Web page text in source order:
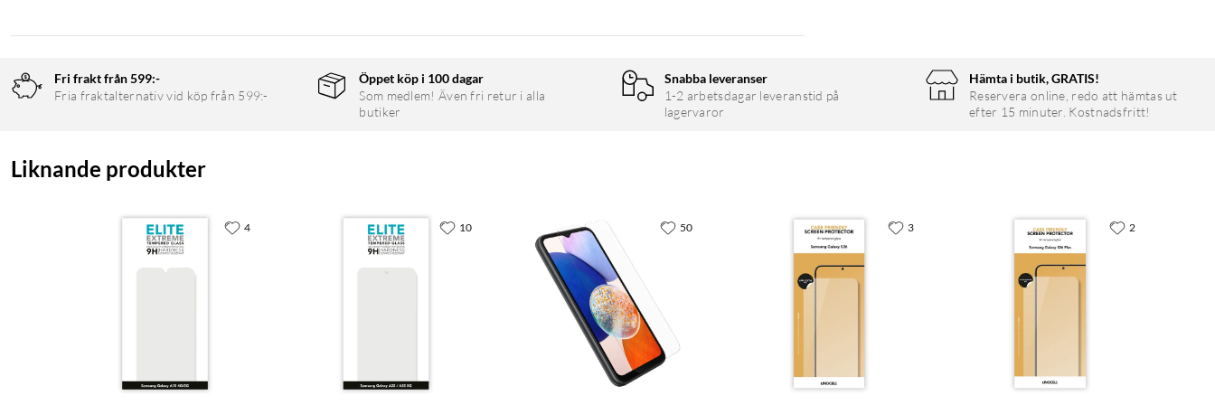
Fri frakt från 599:-
Fria fraktalternativ vid köp från 599:-
Öppet köp i 100 dagar
Som medlem! Även fri retur i alla
butiker
Snabba leveranser
1-2 arbetsdagar leveranstid på
lagervaror
Hämta i butik, GRATIS!
Reservera online, redo att hämtas ut
efter 15 minuter. Kostnadsfritt!
Liknande produkter
4 10 50 3 2